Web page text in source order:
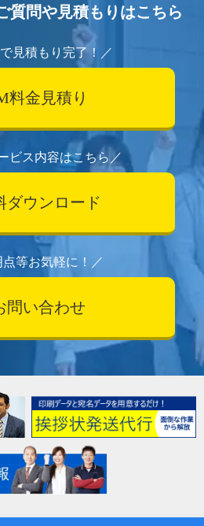
質問や見積もりはこちら
見積もり完了！／
料金見積り
ビス内容はこちら／
ダウンロード
点等お気軽に！／
問い合わせ